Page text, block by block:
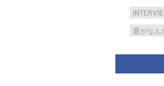
愛がなん